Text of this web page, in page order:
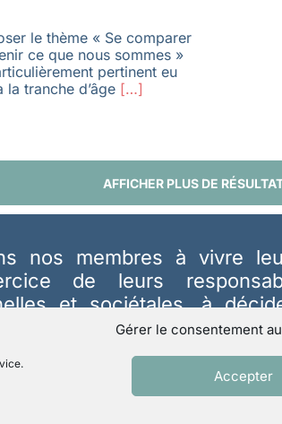
Gérer le consentement
Accepter
le thème « Se comparer
ce que nous sommes »
pertinent eu
la tranche d’âge[…]
AFFICHER PLUS DE
nos membres à vivre
de leurs
et sociétales, à
pour plus de
respect des plus fragiles et
savoir plus…